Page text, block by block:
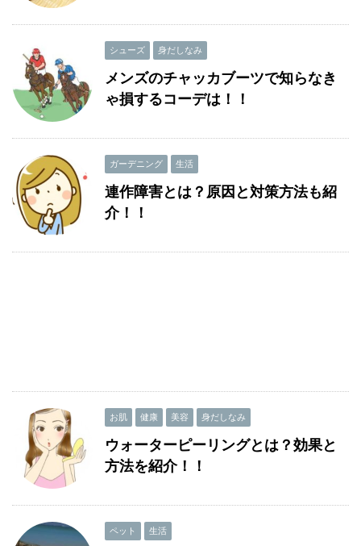
シューズ 身だしなみ
メンズのチャッカブーツで知らなき
ゃ損するコーデは！！
ガーデニング 生活
連作障害とは？原因と対策方法も紹
介！！
お肌 健康 美容 身だしなみ
ウォーターピーリングとは？効果と
方法を紹介！！
ペット 生活